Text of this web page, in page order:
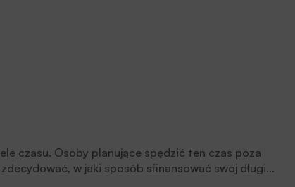
czasu. Osoby planujące spędzić ten czas poza
w jaki sposób sfinansować swój długi